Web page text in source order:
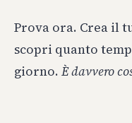
Prova ora. Crea il
scopri quanto
giorno. È davvero